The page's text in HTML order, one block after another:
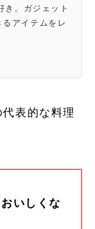
。ガジェット
アイテムをレ
代表的な料理
いしくな